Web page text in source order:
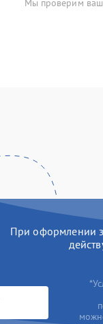
Мы проверим
При оформлении